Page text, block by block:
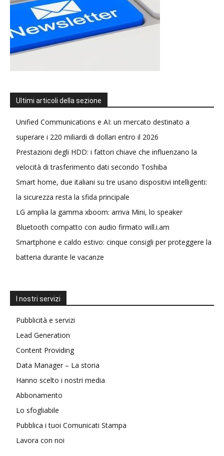
Ultimi articoli della sezione
Unified Communications e AI: un mercato destinato a
superare i 220 miliardi di dollari entro il 2026
Prestazioni degli HDD: i fattori chiave che influenzano la
velocità di trasferimento dati secondo Toshiba
Smart home, due italiani su tre usano dispositivi intelligenti:
la sicurezza resta la sfida principale
LG amplia la gamma xboom: arriva Mini, lo speaker
Bluetooth compatto con audio firmato will.i.am
Smartphone e caldo estivo: cinque consigli per proteggere la
batteria durante le vacanze
I nostri servizi
Pubblicità e servizi
Lead Generation
Content Providing
Data Manager – La storia
Hanno scelto i nostri media
Abbonamento
Lo sfogliabile
Pubblica i tuoi Comunicati Stampa
Lavora con noi